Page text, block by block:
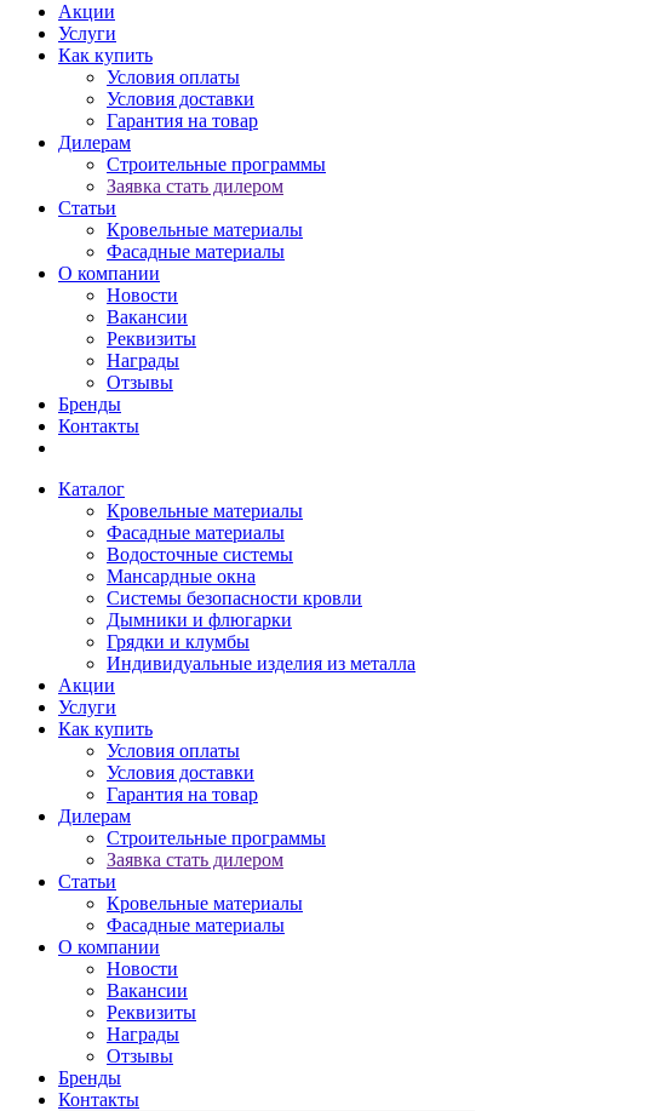
Акции
Услуги
Как купить
Условия оплаты
Условия доставки
Гарантия на товар
Дилерам
Строительные программы
Заявка стать дилером
Статьи
Кровельные материалы
Фасадные материалы
О компании
Новости
Вакансии
Реквизиты
Награды
Отзывы
Бренды
Контакты
Каталог
Кровельные материалы
Фасадные материалы
Водосточные системы
Мансардные окна
Системы безопасности кровли
Дымники и флюгарки
Грядки и клумбы
Индивидуальные изделия из металла
Акции
Услуги
Как купить
Условия оплаты
Условия доставки
Гарантия на товар
Дилерам
Строительные программы
Заявка стать дилером
Статьи
Кровельные материалы
Фасадные материалы
О компании
Новости
Вакансии
Реквизиты
Награды
Отзывы
Бренды
Контакты